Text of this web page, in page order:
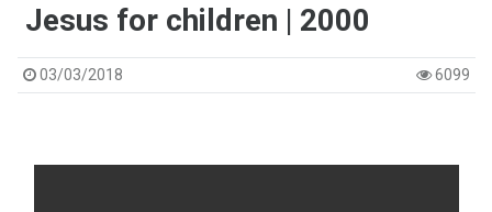
Jesus for children | 2000
03/03/2018 6099